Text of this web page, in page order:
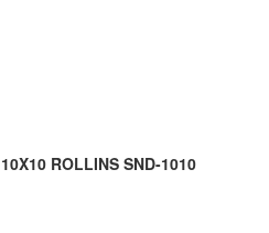
ROLLINS SND-1010